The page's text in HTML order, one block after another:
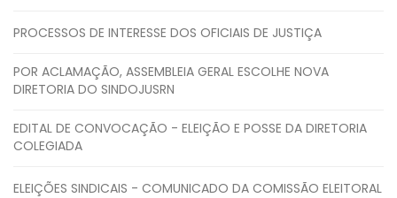
PROCESSOS DE INTERESSE DOS OFICIAIS DE JUSTIÇA
POR ACLAMAÇÃO, ASSEMBLEIA GERAL ESCOLHE NOVA
DIRETORIA DO SINDOJUSRN
EDITAL DE CONVOCAÇÃO - ELEIÇÃO E POSSE DA DIRETORIA
COLEGIADA
ELEIÇÕES SINDICAIS - COMUNICADO DA COMISSÃO ELEITORAL